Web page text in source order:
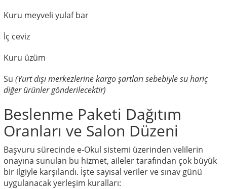
Kuru meyveli yulaf bar
İç ceviz
Kuru üzüm
Su (Yurt dışı merkezlerine kargo şartları sebebiyle su hariç
diğer ürünler gönderilecektir)
Beslenme Paketi Dağıtım
Oranları ve Salon Düzeni
Başvuru sürecinde e-Okul sistemi üzerinden velilerin
onayına sunulan bu hizmet, aileler tarafından çok büyük
bir ilgiyle karşılandı. İşte sayısal veriler ve sınav günü
uygulanacak yerleşim kuralları: